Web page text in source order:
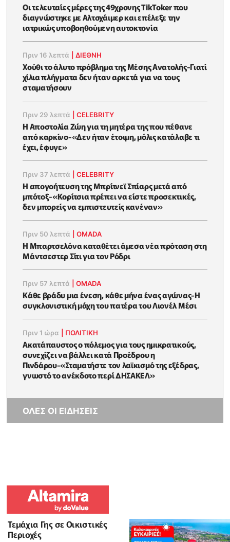
Οι τελευταίες μέρες της 49χρονης TikToker που
διαγνώστηκε με Αλτσχάιμερ και επέλεξε την
ιατρικώς υποβοηθούμενη αυτοκτονία
Πριν 16 λεπτά |ΔΙΕΘΝΗ
Χούθι το άλυτο πρόβλημα της Μέσης Ανατολής-Γιατί
χίλια πλήγματα δεν ήταν αρκετά για να τους
σταματήσουν
Πριν 29 λεπτά |CELEBRITY
Η Αποστολία Ζώη για τη μητέρα της που πέθανε
από καρκίνο-«Δεν ήταν έτοιμη, μόλις κατάλαβε τι
έχει, έφυγε»
Πριν 37 λεπτά |CELEBRITY
Η απογοήτευση της Μπρίτνεϊ Σπίαρς μετά από
μπότοξ-«Κορίτσια πρέπει να είστε προσεκτικές,
δεν μπορείς να εμπιστευτείς κανέναν»
Πριν 50 λεπτά |OMADA
Η Μπαρτσελόνα καταθέτει άμεσα νέα πρόταση στη
Μάντσεστερ Σίτι για τον Ρόδρι
Πριν 57 λεπτά |OMADA
Κάθε βράδυ μια ένεση, κάθε μήνα ένας αγώνας-Η
συγκλονιστική μάχη του πατέρα του Λιονέλ Μέσι
Πριν 1 ώρα ΠΟΛΙΤΙΚΗ
Ακατάπαυστος ο πόλεμος για τους ημικρατικούς,
συνεχίζει να βάλλει κατά Προέδρου η
Πινδάρου-«Σταματήστε τον λαϊκισμό της εξέδρας,
γνωστό το ανέκδοτο περί ΔΗΣΑΚΕΛ»
ΟΛΕΣ ΟΙ ΕΙΔΗΣΕΙΣ
Τεμάχια Γης σε Οικιστικές
Περιοχές